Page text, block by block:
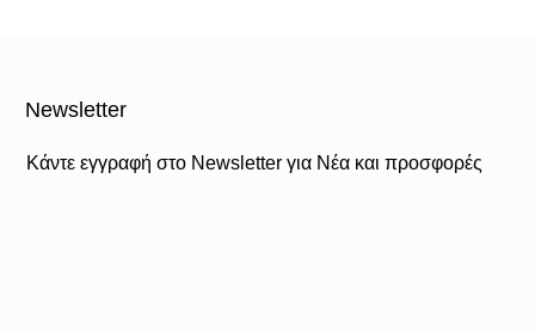
Newsletter
Κάντε εγγραφή στο Newsletter για Νέα και προσφορές